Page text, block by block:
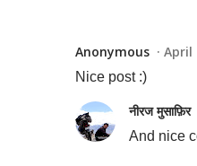
Anonymous April
Nice post :)
नीरज मुसाफ़िर
And nice